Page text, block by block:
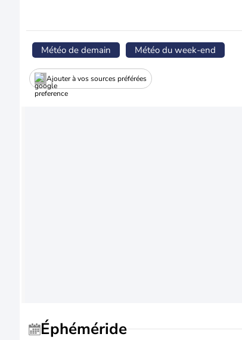
Météo de demain Météo du week-end
Ajouter à vos sources préférées
Éphéméride